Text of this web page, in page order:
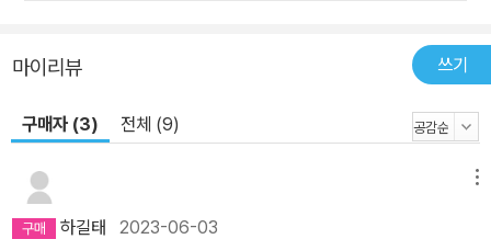
마이리뷰 쓰기
구매자 (3) 전체 (9)
하길태 2023-06-03